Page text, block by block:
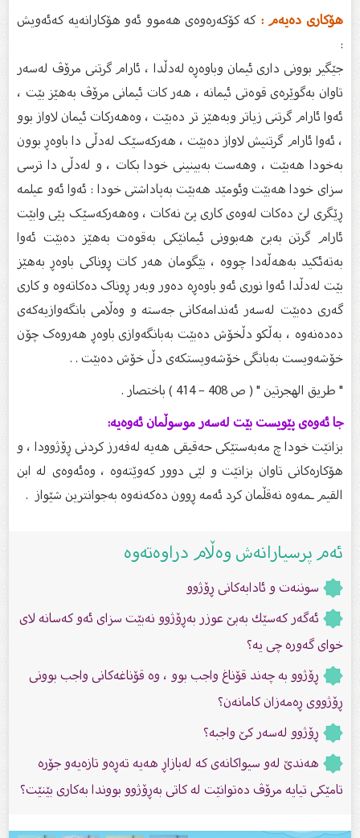
هۆکاری دەیەم :کە کۆکەرەوەی هەموو ئەو هۆکارانەیە کەئەویش
جێگیر بوونی داری ئیمان وباوەڕە لەدڵدا ، ئارام گرتنی مرۆڤ لەسەر
تاوان بەگوێرەی قوەتی ئیمانە ، هەر کات ئیمانی مرۆڤ بەهێز بێت ،
ئەوا ئارام گرتنی زیاتر وبەهێز تر دەبێت ، وەهەرکات ئیمان لاواز بوو
، ئەوا ئارام گرتنیش لاواز دەبێت ، هەرکەسێک لەدڵی دا باوەڕ بوون
بەخودا هەبێت ، وهەست بەبینینی خودا بکات ، و لەدڵی دا ترسی
سزای خودا هەبێت وئومێد هەبێت بەپاداشتی خودا : ئەوا ئەو عیلمە
ڕێگری لێ دەکات لەوەی کاری پێ نەکات ، وەهەرکەسێک پێی وابێت
ئارام گرتن بەبێ هەبوونی ئیمانێکی بەقوەت بەهێز دەبێت ئەوا
بەتەئکید بەهەڵەدا چووە ، بێگومان هەر کات ڕوناکی باوەڕ بەهێز
بێت لەدڵدا ئەوا نوری ئەو باوەڕە دەور وبەر ڕوناک دەکاتەوە و کاری
گەری دەبێت لەسەر ئەندامەکانی جەستە و وەڵامی بانگەوازیەکەی
دەدەنەوە ، بەڵکو دڵخۆش دەبێت بەبانگەوازی باوەڕ هەروەک چۆن
خۆشەویست بەبانگی خۆشەویستکەی دڵ خۆش دەبێت . .
" طريق الهجرتين " ( ص 408 – 414 ) باختصار .
جا ئەوەی پێویست بێت لەسەر موسوڵمان ئەوەیە:
بزانێت خودا چ مەبەستێکی حەقیقی هەیە لەفەرز کردنی ڕۆژوودا ، و
هۆکارەکانی تاوان بزانێت و لێی دوور کەوێتەوە ، وەئەوەی لە ابن
القيم ـمەوە نەقڵمان کرد ئەمە ڕوون دەکەنەوە بەجوانترین شێواز .
ئەم پرسیارانەش وەڵام دراوەتەوە
سوننەت و ئادابەکانی ڕۆژوو
ئەگەر كەسێك بەبێ عوزر بەڕۆژوو نەبێت سزای ئەو كەسانە ‏لای
خوای گەورە چی یە؟ ‏
ڕۆژوو بە چەند قۆناغ واجب بوو ، وە قۆناغەكانی واجب بوونی
ڕۆژووی ڕەمەزان کامانەن؟
ڕۆژوو لەسەر كێ‌ واجبە؟
هەندێ‌ لەو سیواكانەی کە لەبازاڕ هەیە تەڕەو تازەیە‌و جۆرە
تامێكی تیایە مرۆڤ دەتوانێت لە كاتی بەڕۆژوو بووندا بەكاری بێنێت؟